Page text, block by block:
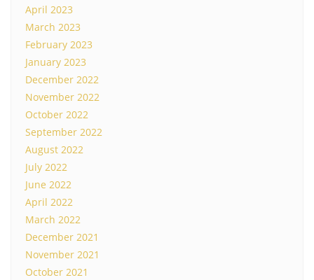
April 2023
March 2023
February 2023
January 2023
December 2022
November 2022
October 2022
September 2022
August 2022
July 2022
June 2022
April 2022
March 2022
December 2021
November 2021
October 2021